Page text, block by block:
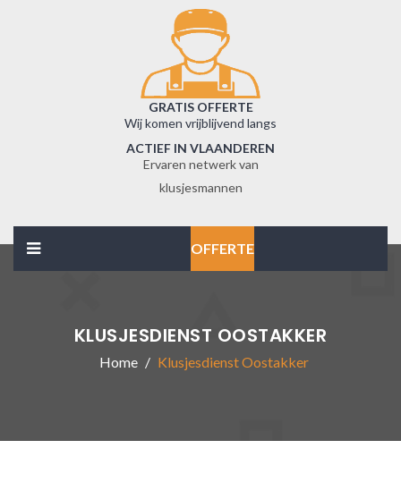
GRATIS OFFERTE
Wij komen vrijblijvend langs
ACTIEF IN VLAANDEREN
Ervaren netwerk van
klusjesmannen
OFFERTE
KLUSJESDIENST OOSTAKKER
Home Klusjesdienst Oostakker